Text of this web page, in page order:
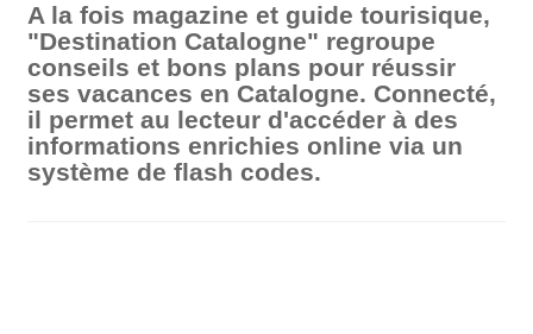
A la fois magazine et guide tourisique,
"Destination Catalogne" regroupe
conseils et bons plans pour réussir
ses vacances en Catalogne. Connecté,
il permet au lecteur d'accéder à des
informations enrichies online via un
système de flash codes.